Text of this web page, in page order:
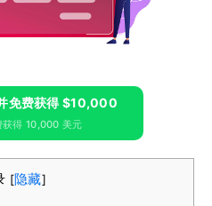
免费获得 $10,000
获得 10,000 美元
[隐藏]